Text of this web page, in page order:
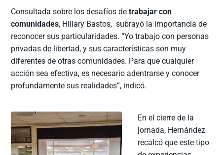
Consultada sobre los desafíos detrabajar con
comunidades, Hillary Bastos, subrayó la importancia de
reconocer sus particularidades. “Yo trabajo con personas
privadas de libertad, y sus características son muy
diferentes de otras comunidades. Para que cualquier
acción sea efectiva, es necesario adentrarse y conocer
profundamente sus realidades”, indicó.
En el cierre de la
jornada, Hernández
recalcó que este tipo